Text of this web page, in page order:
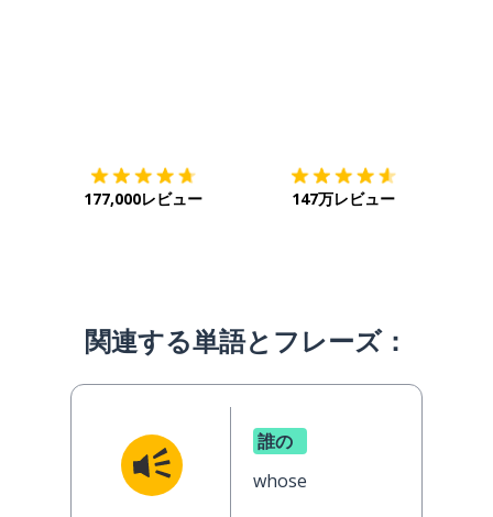
177,000レビュー 147万レビュー
関連する単語とフレーズ：
誰の
whose